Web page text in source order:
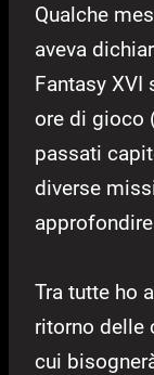
Qualche
aveva
Fantasy XVI
ore di gioco
passati
diverse
Tra tutte ho
ritorno delle
cui